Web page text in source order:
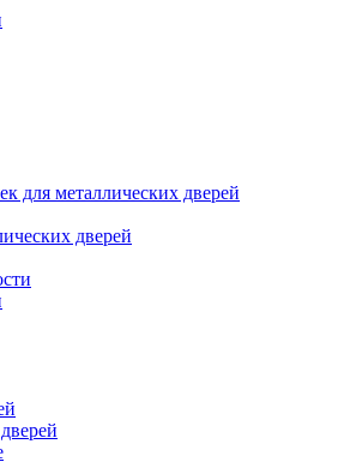
для металлических дверей
дверей